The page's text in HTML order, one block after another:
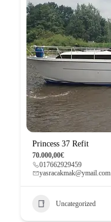
Princess 37 Refit
70.000,00€
017662929459
yasracakmak@ymail.com
Uncategorized